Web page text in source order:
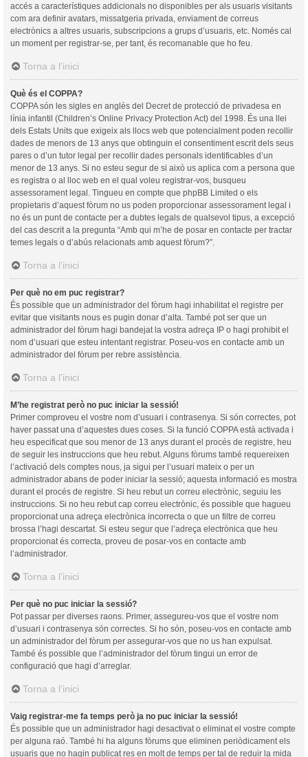
accés a característiques addicionals no disponibles per als usuaris visitants
com ara definir avatars, missatgeria privada, enviament de correus
electrònics a altres usuaris, subscripcions a grups d’usuaris, etc. Només cal
un moment per registrar-se, per tant, és recomanable que ho feu.
Torna a l’inici
Què és el COPPA?
COPPA són les sigles en anglès del Decret de protecció de privadesa en
línia infantil (Children’s Online Privacy Protection Act) del 1998. És una llei
dels Estats Units que exigeix als llocs web que potencialment poden recollir
dades de menors de 13 anys que obtinguin el consentiment escrit dels seus
pares o d’un tutor legal per recollir dades personals identificables d’un
menor de 13 anys. Si no esteu segur de si això us aplica com a persona que
es registra o al lloc web en el qual voleu registrar-vos, busqueu
assessorament legal. Tingueu en compte que phpBB Limited o els
propietaris d’aquest fòrum no us poden proporcionar assessorament legal i
no és un punt de contacte per a dubtes legals de qualsevol tipus, a excepció
del cas descrit a la pregunta “Amb qui m’he de posar en contacte per tractar
temes legals o d’abús relacionats amb aquest fòrum?”.
Torna a l’inici
Per què no em puc registrar?
És possible que un administrador del fòrum hagi inhabilitat el registre per
evitar que visitants nous es pugin donar d’alta. També pot ser que un
administrador del fòrum hagi bandejat la vostra adreça IP o hagi prohibit el
nom d’usuari que esteu intentant registrar. Poseu-vos en contacte amb un
administrador del fòrum per rebre assistència.
Torna a l’inici
M’he registrat però no puc iniciar la sessió!
Primer comproveu el vostre nom d’usuari i contrasenya. Si són correctes, pot
haver passat una d’aquestes dues coses. Si la funció COPPA està activada i
heu especificat que sou menor de 13 anys durant el procés de registre, heu
de seguir les instruccions que heu rebut. Alguns fòrums també requereixen
l’activació dels comptes nous, ja sigui per l’usuari mateix o per un
administrador abans de poder iniciar la sessió; aquesta informació es mostra
durant el procés de registre. Si heu rebut un correu electrònic, seguiu les
instruccions. Si no heu rebut cap correu electrònic, és possible que hagueu
proporcionat una adreça electrònica incorrecta o que un filtre de correu
brossa l’hagi descartat. Si esteu segur que l’adreça electrònica que heu
proporcionat és correcta, proveu de posar-vos en contacte amb
l’administrador.
Torna a l’inici
Per què no puc iniciar la sessió?
Pot passar per diverses raons. Primer, assegureu-vos que el vostre nom
d’usuari i contrasenya són correctes. Si ho són, poseu-vos en contacte amb
un administrador del fòrum per assegurar-vos que no us han expulsat.
També és possible que l’administrador del fòrum tingui un error de
configuració que hagi d’arreglar.
Torna a l’inici
Vaig registrar-me fa temps però ja no puc iniciar la sessió!
És possible que un administrador hagi desactivat o eliminat el vostre compte
per alguna raó. També hi ha alguns fòrums que eliminen periòdicament els
usuaris que no hagin publicat res en molt de temps per tal de reduir la mida